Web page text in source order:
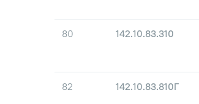
80 142.10.83.310
82 142.10.83.810Г